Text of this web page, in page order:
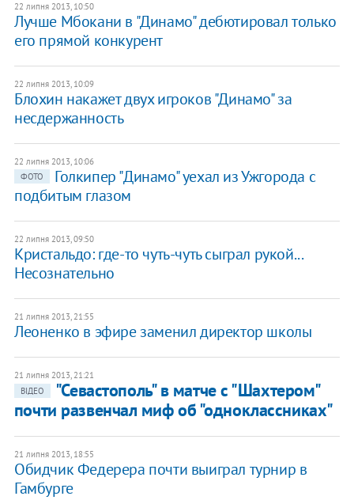
22 липня 2013, 10:50
Лучше Мбокани в "Динамо" дебютировал только
его прямой конкурент
22 липня 2013, 10:09
Блохин накажет двух игроков "Динамо" за
несдержанность
22 липня 2013, 10:06
ФОТО
Голкипер "Динамо" уехал из Ужгорода с
подбитым глазом
22 липня 2013, 09:50
Кристальдо: где-то чуть-чуть сыграл рукой...
Несознательно
21 липня 2013, 21:55
Леоненко в эфире заменил директор школы
21 липня 2013, 21:21
ВІДЕО
​"Севастополь" в матче с "Шахтером"
почти развенчал миф об "одноклассниках"
21 липня 2013, 18:55
​Обидчик Федерера почти выиграл турнир в
Гамбурге